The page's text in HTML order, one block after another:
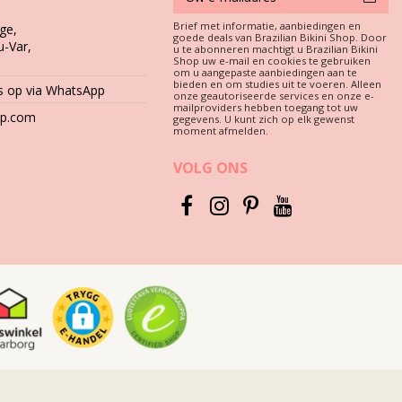
dan een zomer van uw bikini wilt genieten, maar hoe zorgt u
zoals beton, stenen (bijv. zwembadranden) of hout (splinters!)
nooit krachtige wasmiddelen zoals vlekkenverwijderaars.
of franjes, moet u niet wrijven, uitrekken of wringen tijdens
te voorkomen. Laat de vlek bij de stomerij verwijderen.
plat op een handdoek in de schaduw drogen. Directe
Var,
via WhatsApp
Brief met informatie, aanbiedingen en
goede deals van Brazilian Bikini Shop. Door
u te abonneren machtigt u Brazilian Bikini
Shop uw e-mail en cookies te gebruiken
om u aangepaste aanbiedingen aan te
bieden en om studies uit te voeren. Alleen
onze geautoriseerde services en onze e-
mailproviders hebben toegang tot uw
gegevens. U kunt zich op elk gewenst
moment afmelden.
VOLG ONS